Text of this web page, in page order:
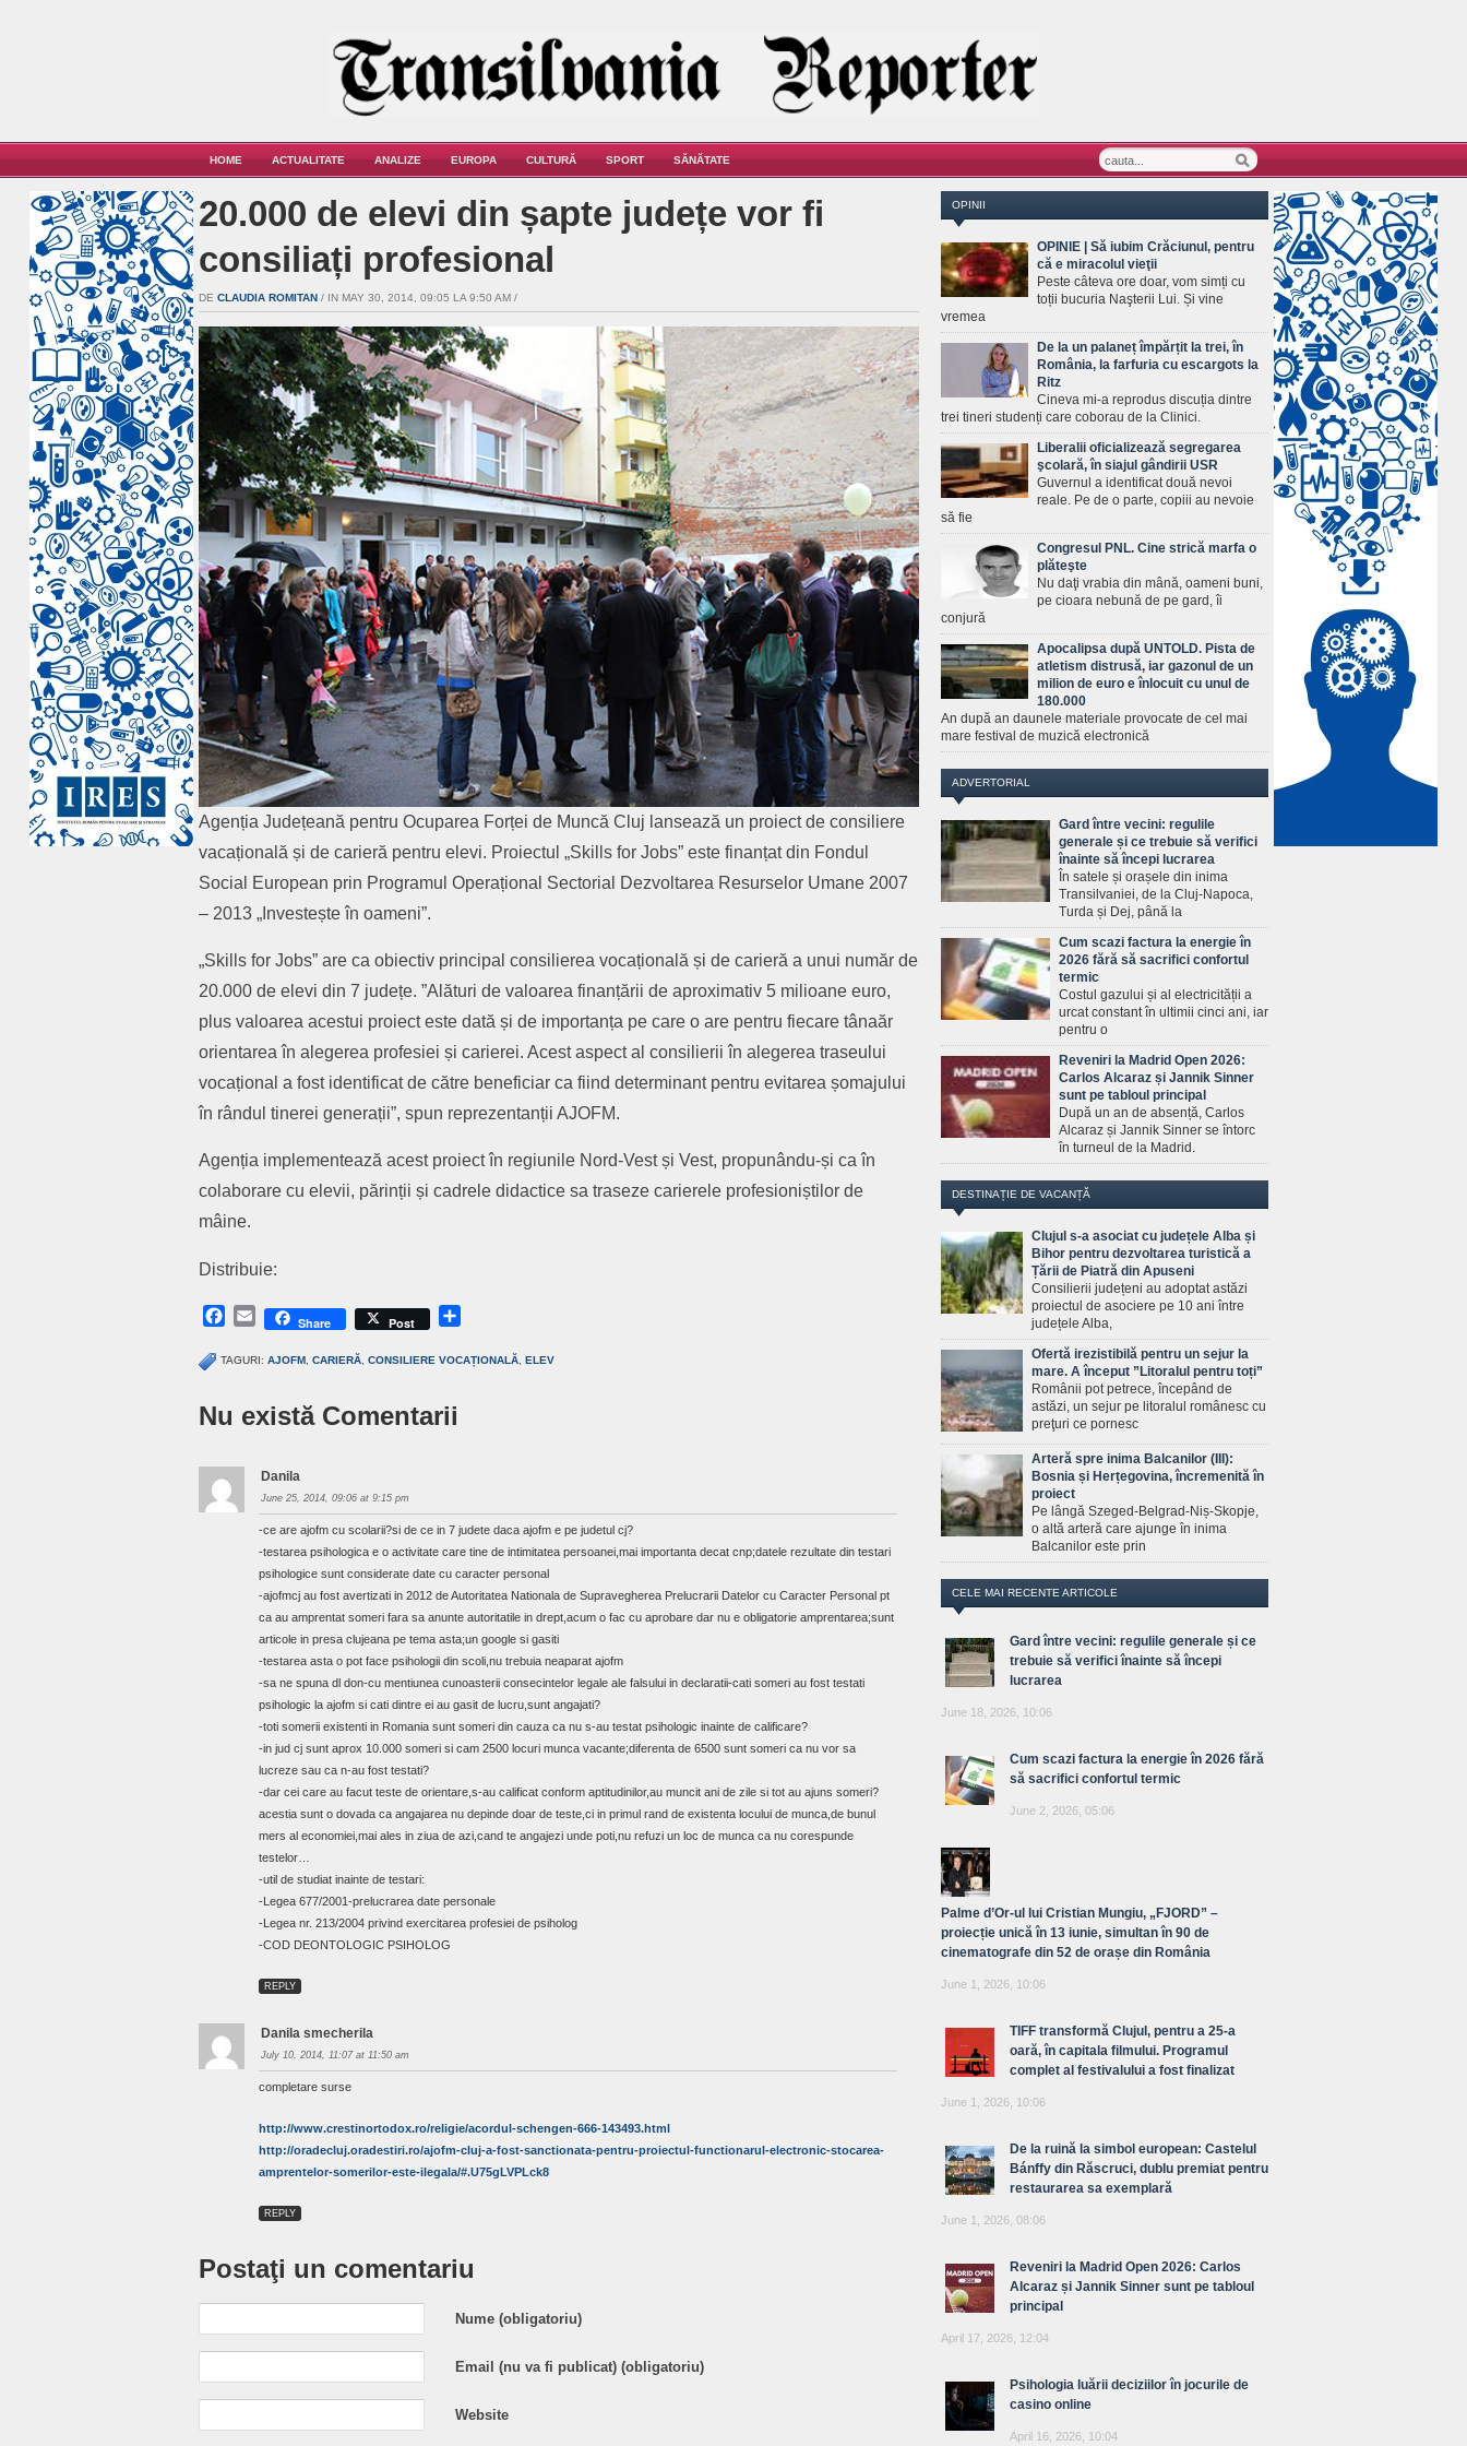
HOME ACTUALITATE ANALIZE EUROPA CULTURĂ SPORT SĂNĂTATE
20.000 de elevi din șapte județe vor fi
consiliați profesional
DE CLAUDIA ROMITAN / IN MAY 30, 2014, 09:05 LA 9:50 AM /
Agenția Județeană pentru Ocuparea Forței de Muncă Cluj lansează un proiect de consiliere
vacațională și de carieră pentru elevi. Proiectul „Skills for Jobs” este finanțat din Fondul
Social European prin Programul Operațional Sectorial Dezvoltarea Resurselor Umane 2007
– 2013 „Investește în oameni”.
„Skills for Jobs” are ca obiectiv principal consilierea vocațională și de carieră a unui număr de
20.000 de elevi din 7 județe. ”Alături de valoarea finanțării de aproximativ 5 milioane euro,
plus valoarea acestui proiect este dată și de importanța pe care o are pentru fiecare tânaăr
orientarea în alegerea profesiei și carierei. Acest aspect al consilierii în alegerea traseului
vocațional a fost identificat de către beneficiar ca fiind determinant pentru evitarea șomajului
în rândul tinerei generații”, spun reprezentanții AJOFM.
Agenția implementează acest proiect în regiunile Nord-Vest și Vest, propunându-și ca în
colaborare cu elevii, părinții și cadrele didactice sa traseze carierele profesioniștilor de
mâine.
Distribuie:
Facebook
EmailShare Post
TAGURI: AJOFM CARIERĂ CONSILIERE VOCAȚIONALĂ ELEV
Nu există Comentarii
Danila
June 25, 2014, 09:06 at 9:15 pm
-ce are ajofm cu scolarii?si de ce in 7 judete daca ajofm e pe judetul cj?
-testarea psihologica e o activitate care tine de intimitatea persoanei,mai importanta decat cnp;datele rezultate din testari
psihologice sunt considerate date cu caracter personal
-ajofmcj au fost avertizati in 2012 de Autoritatea Nationala de Supravegherea Prelucrarii Datelor cu Caracter Personal pt
ca au amprentat someri fara sa anunte autoritatile in drept,acum o fac cu aprobare dar nu e obligatorie amprentarea;sunt
articole in presa clujeana pe tema asta;un google si gasiti
-testarea asta o pot face psihologii din scoli,nu trebuia neaparat ajofm
-sa ne spuna dl don-cu mentiunea cunoasterii consecintelor legale ale falsului in declaratii-cati someri au fost testati
psihologic la ajofm si cati dintre ei au gasit de lucru,sunt angajati?
-toti somerii existenti in Romania sunt someri din cauza ca nu s-au testat psihologic inainte de calificare?
-in jud cj sunt aprox 10.000 someri si cam 2500 locuri munca vacante;diferenta de 6500 sunt someri ca nu vor sa
lucreze sau ca n-au fost testati?
-dar cei care au facut teste de orientare,s-au calificat conform aptitudinilor,au muncit ani de zile si tot au ajuns someri?
acestia sunt o dovada ca angajarea nu depinde doar de teste,ci in primul rand de existenta locului de munca,de bunul
mers al economiei,mai ales in ziua de azi,cand te angajezi unde poti,nu refuzi un loc de munca ca nu corespunde
testelor…
-util de studiat inainte de testari:
-Legea 677/2001-prelucrarea date personale
-Legea nr. 213/2004 privind exercitarea profesiei de psiholog
-COD DEONTOLOGIC PSIHOLOG
REPLY
Danila smecherila
July 10, 2014, 11:07 at 11:50 am
completare surse
http://www.crestinortodox.ro/religie/acordul-schengen-666-143493.html
http://oradecluj.oradestiri.ro/ajofm-cluj-a-fost-sanctionata-pentru-proiectul-functionarul-electronic-stocarea-
amprentelor-somerilor-este-ilegala/#.U75gLVPLck8
REPLY
Postaţi un comentariu
Nume (obligatoriu)
Email (nu va fi publicat) (obligatoriu)
Website
OPINII
OPINIE | Să iubim Crăciunul, pentru
că e miracolul vieţii
Peste câteva ore doar, vom simți cu
toții bucuria Naşterii Lui. Și vine
vremea
De la un palaneț împărțit la trei, în
România, la farfuria cu escargots la
Ritz
Cineva mi-a reprodus discuția dintre
trei tineri studenți care coborau de la Clinici.
Liberalii oficializează segregarea
şcolară, în siajul gândirii USR
Guvernul a identificat două nevoi
reale. Pe de o parte, copiii au nevoie
să fie
Congresul PNL. Cine strică marfa o
plăteşte
Nu daţi vrabia din mână, oameni buni,
pe cioara nebună de pe gard, îi
conjură
Apocalipsa după UNTOLD. Pista de
atletism distrusă, iar gazonul de un
milion de euro e înlocuit cu unul de
180.000
An după an daunele materiale provocate de cel mai
mare festival de muzică electronică
ADVERTORIAL
Gard între vecini: regulile
generale și ce trebuie să verifici
înainte să începi lucrarea
În satele și orașele din inima
Transilvaniei, de la Cluj-Napoca,
Turda și Dej, până la
Cum scazi factura la energie în
2026 fără să sacrifici confortul
termic
Costul gazului și al electricității a
urcat constant în ultimii cinci ani, iar
pentru o
Reveniri la Madrid Open 2026:
Carlos Alcaraz și Jannik Sinner
sunt pe tabloul principal
După un an de absență, Carlos
Alcaraz și Jannik Sinner se întorc
în turneul de la Madrid.
DESTINAȚIE DE VACANȚĂ
Clujul s-a asociat cu județele Alba și
Bihor pentru dezvoltarea turistică a
Țării de Piatră din Apuseni
Consilierii județeni au adoptat astăzi
proiectul de asociere pe 10 ani între
județele Alba,
Ofertă irezistibilă pentru un sejur la
mare. A început ”Litoralul pentru toți”
Românii pot petrece, începând de
astăzi, un sejur pe litoralul românesc cu
preţuri ce pornesc
Arteră spre inima Balcanilor (III):
Bosnia și Herțegovina, încremenită în
proiect
Pe lângă Szeged-Belgrad-Niș-Skopje,
o altă arteră care ajunge în inima
Balcanilor este prin
CELE MAI RECENTE ARTICOLE
Gard între vecini: regulile generale și ce
trebuie să verifici înainte să începi
lucrarea
June 18, 2026, 10:06
Cum scazi factura la energie în 2026 fără
să sacrifici confortul termic
June 2, 2026, 05:06
Palme d’Or-ul lui Cristian Mungiu, „FJORD” –
proiecție unică în 13 iunie, simultan în 90 de
cinematografe din 52 de orașe din România
June 1, 2026, 10:06
TIFF transformă Clujul, pentru a 25-a
oară, în capitala filmului. Programul
complet al festivalului a fost finalizat
June 1, 2026, 10:06
De la ruină la simbol european: Castelul
Bánffy din Răscruci, dublu premiat pentru
restaurarea sa exemplară
June 1, 2026, 08:06
Reveniri la Madrid Open 2026: Carlos
Alcaraz și Jannik Sinner sunt pe tabloul
principal
April 17, 2026, 12:04
Psihologia luării deciziilor în jocurile de
casino online
April 16, 2026, 10:04